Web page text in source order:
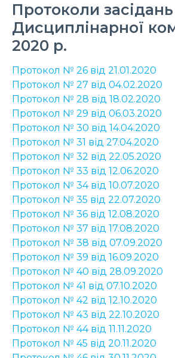
Протоколи засідань
Дисциплінарної
2020 р.
Протокол № 26 від 21.01.2020
Протокол № 27 від 04.02.2020
Протокол № 28 від 18.02.2020
Протокол № 29 від 06.03.2020
Протокол № 30 від 14.04.2020
Протокол № 31 від 27.04.2020
Протокол № 32 від 22.05.2020
Протокол № 33 від 12.06.2020
Протокол № 34 від 10.07.2020
Протокол № 35 від 22.07.2020
Протокол № 36 від 12.08.2020
Протокол № 37 від 17.08.2020
Протокол № 38 від 07.09.2020
Протокол № 39 від 16.09.2020
Протокол № 40 від 28.09.2020
Протокол № 41 від 07.10.2020
Протокол № 42 від 12.10.2020
Протокол № 43 від 22.10.2020
Протокол № 44 від 11.11.2020
Протокол № 45 від 20.11.2020